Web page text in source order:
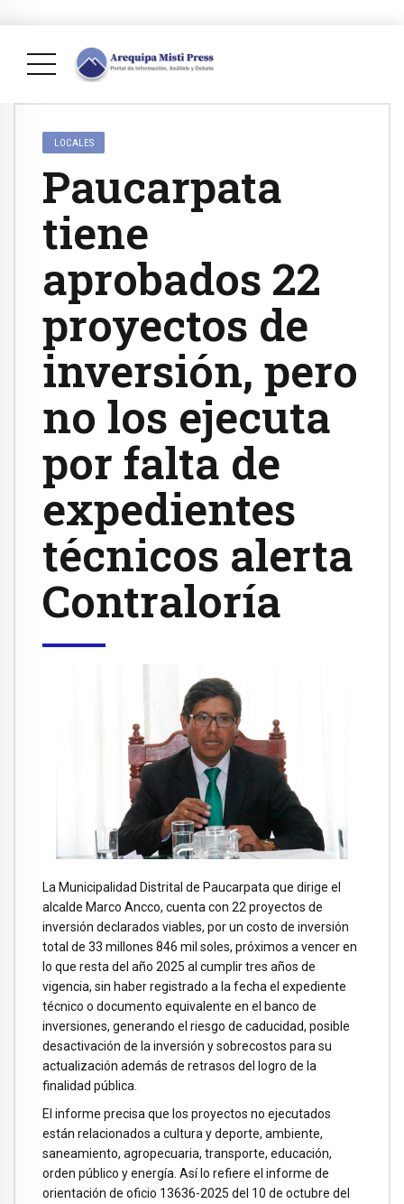
LOCALES
Paucarpata
tiene
aprobados 22
proyectos de
inversión, pero
no los ejecuta
por falta de
expedientes
técnicos alerta
Contraloría
La Municipalidad Distrital de Paucarpata que dirige el
alcalde Marco Ancco, cuenta con 22 proyectos de
inversión declarados viables, por un costo de inversión
total de 33 millones 846 mil soles, próximos a vencer en
lo que resta del año 2025 al cumplir tres años de
vigencia, sin haber registrado a la fecha el expediente
técnico o documento equivalente en el banco de
inversiones, generando el riesgo de caducidad, posible
desactivación de la inversión y sobrecostos para su
actualización además de retrasos del logro de la
finalidad pública.
El informe precisa que los proyectos no ejecutados
están relacionados a cultura y deporte, ambiente,
saneamiento, agropecuaria, transporte, educación,
orden público y energía. Así lo refiere el informe de
orientación de oficio 13636-2025 del 10 de octubre del